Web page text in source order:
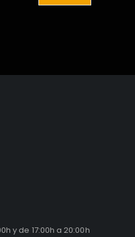
19,99€.
y de 17:00h a 20:00h